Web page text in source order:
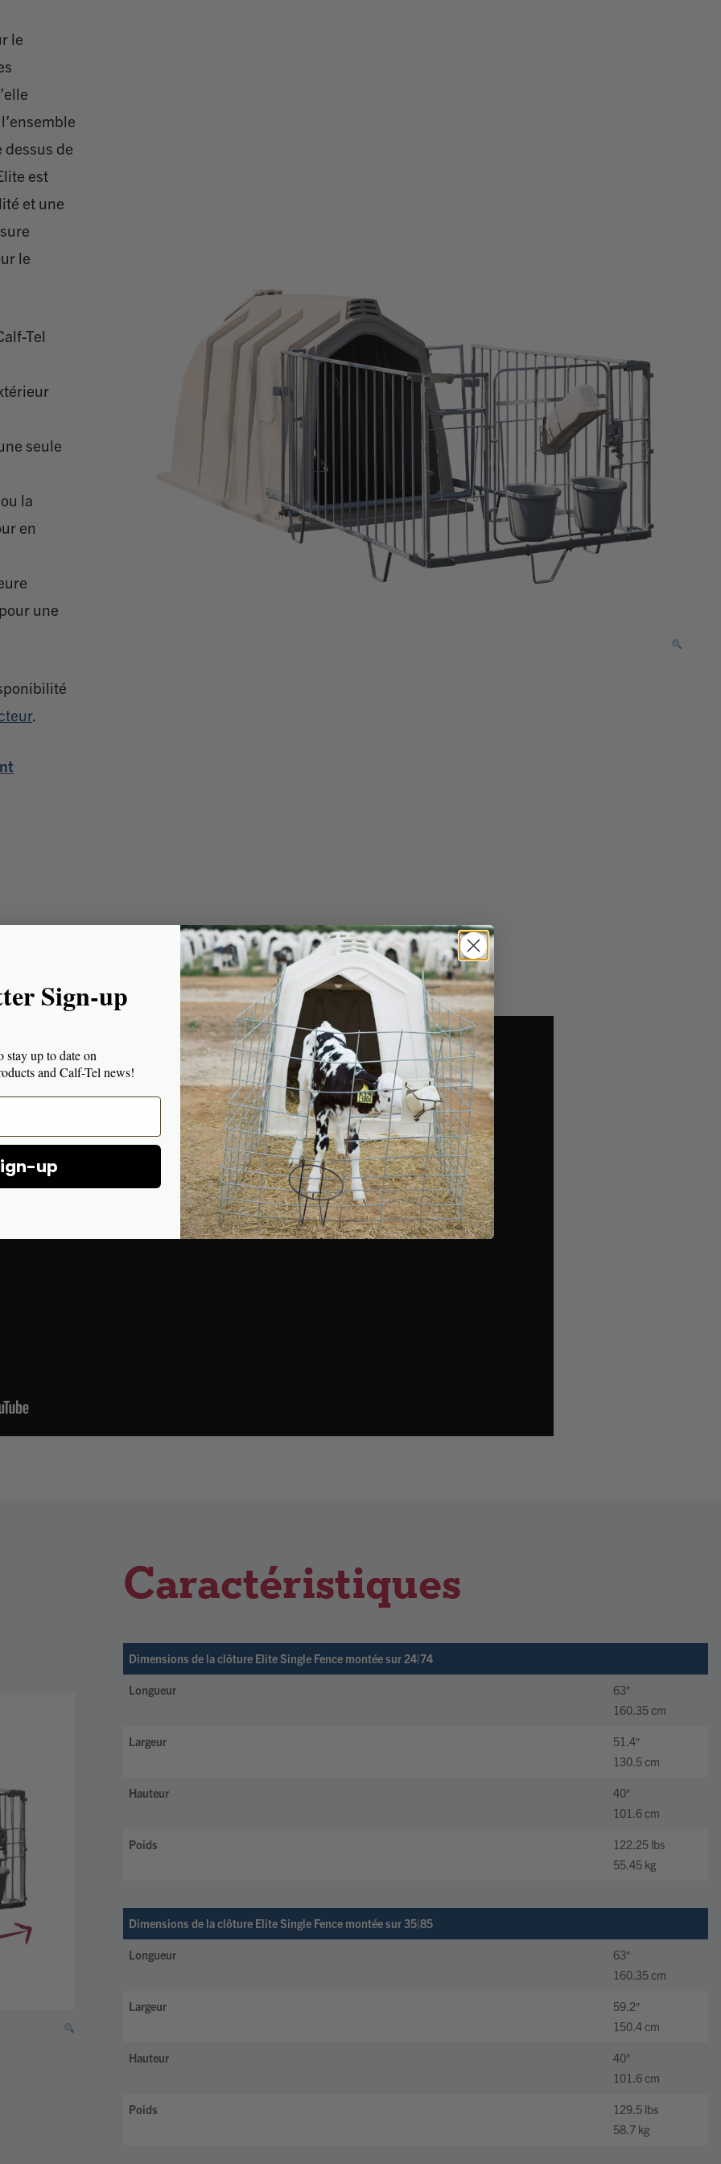
le
dessus de
est
et une
le
Tel
seule
la
en
une
.
Caractéristiques
Dimensions de la clôture Elite Single Fence montée sur 24|74
Longueur
63″
160.35 cm
Largeur
51.4″
130.5 cm
Hauteur
40″
101.6 cm
Poids
122.25 lbs
55.45 kg
Dimensions de la clôture Elite Single Fence montée sur 35|85
Longueur
63″
160.35 cm
Largeur
59.2″
150.4 cm
Hauteur
40″
101.6 cm
Poids
129.5 lbs
58.7 kg
Sign-up
stay up to date on
and Calf-Tel news!
up